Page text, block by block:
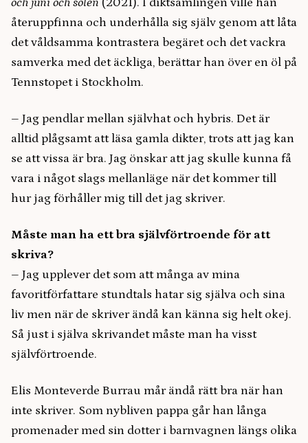
och juni och solen (2021). I diktsamlingen ville han
återuppfinna och underhålla sig själv genom att låta
det våldsamma kontrastera begäret och det vackra
samverka med det äckliga, berättar han över en öl på
Tennstopet i Stockholm.
– Jag pendlar mellan självhat och hybris. Det är
alltid plågsamt att läsa gamla dikter, trots att jag kan
se att vissa är bra. Jag önskar att jag skulle kunna få
vara i något slags mellanläge när det kommer till
hur jag förhåller mig till det jag skriver.
Måste man ha ett bra självförtroende för att
skriva?
– Jag upplever det som att många av mina
favoritförfattare stundtals hatar sig själva och sina
liv men när de skriver ändå kan känna sig helt okej.
Så just i själva skrivandet måste man ha visst
självförtroende.
Elis Monteverde Burrau mår ändå rätt bra när han
inte skriver. Som nybliven pappa går han långa
promenader med sin dotter i barnvagnen längs olika